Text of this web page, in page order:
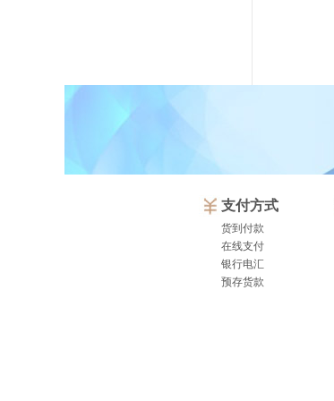
支付方式
货到付款
在线支付
银行电汇
预存货款